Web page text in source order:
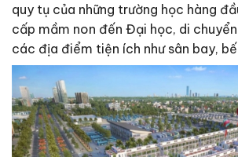
quy tụ của những trường học hàng
cấp mầm non đến Đại học, di
các địa điểm tiện ích như sân bay,